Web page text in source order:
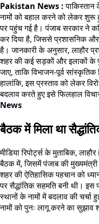
Pakistan News :
नामों को बहाल करने को लेकर शुरू
पर पहुंच गई है। पंजाब सरकार ने
कर दिया है, जिससे प्रशासनिक
है। जानकारी के अनुसार, लाहौर
शहर की कई सड़कों और इलाकों के
जाए, ताकि विभाजन-पूर्व
हालांकि, इस प्रस्ताव को लेकर
बदलाव करते हुए इसे फिलहाल
News
बैठक में मिला था
मीडिया रिपोर्ट्स के मुताबिक,
बैठक में, जिसमें पंजाब की मुख्यमंत्री
शहर की ऐतिहासिक पहचान को
पर सैद्धांतिक सहमति बनी थी।
स्थानों के नामों में बदलाव की
नामों को पुनः लागू करने का सुझाव